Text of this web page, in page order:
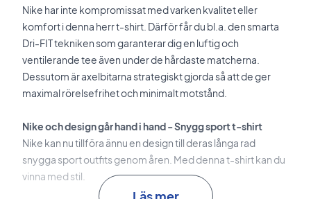
Nike har inte kompromissat med varken kvalitet eller
komfort i denna herr t-shirt. Därför får du bl.a. den smarta
Dri-FIT tekniken som garanterar dig en luftig och
ventilerande tee även under de hårdaste matcherna.
Dessutom är axelbitarna strategiskt gjorda så att de ger
maximal rörelsefrihet och minimalt motstånd.
Nike och design går hand i hand - Snygg sport t-shirt
Nike kan nu tillföra ännu en design till deras långa rad
snygga sport outfits genom åren. Med denna t-shirt kan du
vinna med stil.